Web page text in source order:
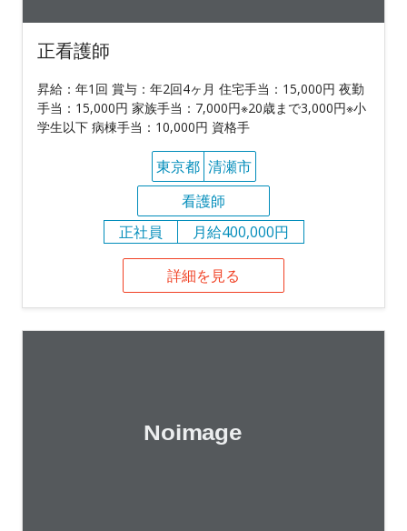
正看護師
昇給：年1回 賞与：年2回4ヶ月 住宅手当：15,000円 夜勤
手当：15,000円 家族手当：7,000円※20歳まで3,000円※小
学生以下 病棟手当：10,000円 資格手
東京都 清瀬市
看護師
正社員
月給400,000円
詳細を見る